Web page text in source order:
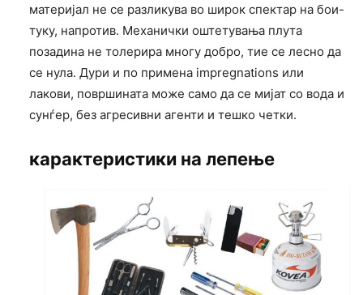
материјал не се разликува во широк спектар на бои-
туку, напротив. Механички оштетувања плута
позадина не толерира многу добро, тие се лесно да
се нула. Дури и по примена impregnations или
лакови, површината може само да се мијат со вода и
сунѓер, без агресивни агенти и тешко четки.
карактеристики на лепење